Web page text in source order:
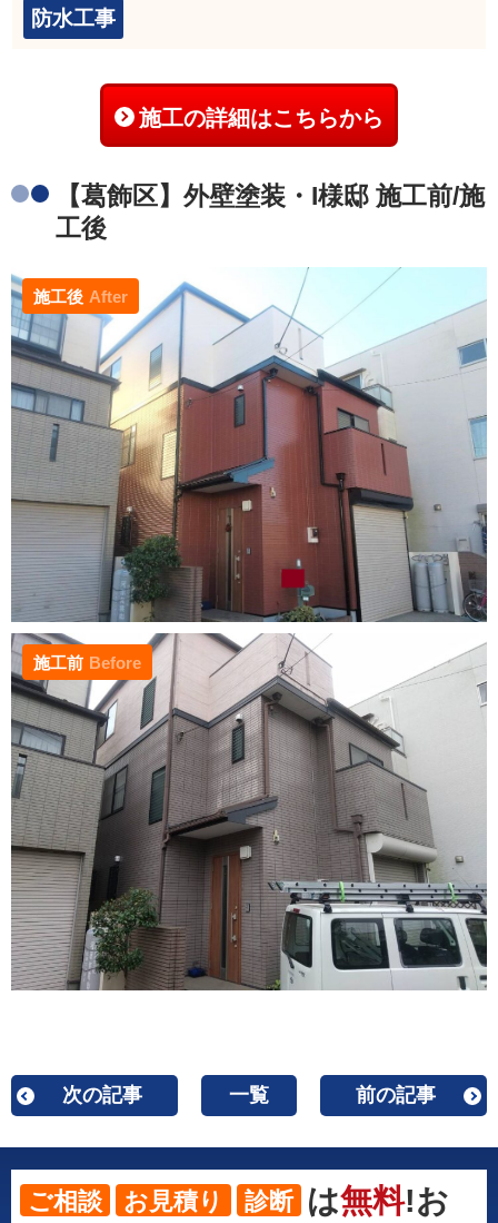
防水工事
施工の詳細はこちらから
【葛飾区】外壁塗装・I様邸 施工前/施
工後
施工後 After
施工前 Before
次の記事 一覧 前の記事
ご相談 お見積り 診断 は無料!お